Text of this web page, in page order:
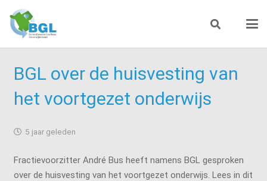
BGL over de huisvesting van
het voortgezet onderwijs
5 jaar geleden
Fractievoorzitter André Bus heeft namens BGL gesproken
over de huisvesting van het voortgezet onderwijs. Lees in dit